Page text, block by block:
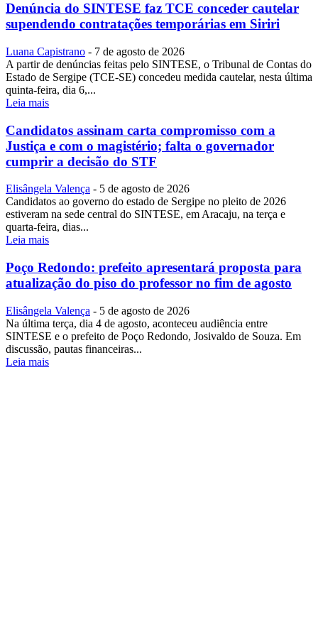
Denúncia do SINTESE faz TCE conceder cautelar
supendendo contratações temporárias em Siriri
Luana Capistrano - 7 de agosto de 2026
A partir de denúncias feitas pelo SINTESE, o Tribunal de Contas do
Estado de Sergipe (TCE-SE) concedeu medida cautelar, nesta última
quinta-feira, dia 6,...
Leia mais
Candidatos assinam carta compromisso com a
Justiça e com o magistério; falta o governador
cumprir a decisão do STF
Elisângela Valença - 5 de agosto de 2026
Candidatos ao governo do estado de Sergipe no pleito de 2026
estiveram na sede central do SINTESE, em Aracaju, na terça e
quarta-feira, dias...
Leia mais
Poço Redondo: prefeito apresentará proposta para
atualização do piso do professor no fim de agosto
Elisângela Valença - 5 de agosto de 2026
Na última terça, dia 4 de agosto, aconteceu audiência entre
SINTESE e o prefeito de Poço Redondo, Josivaldo de Souza. Em
discussão, pautas financeiras...
Leia mais